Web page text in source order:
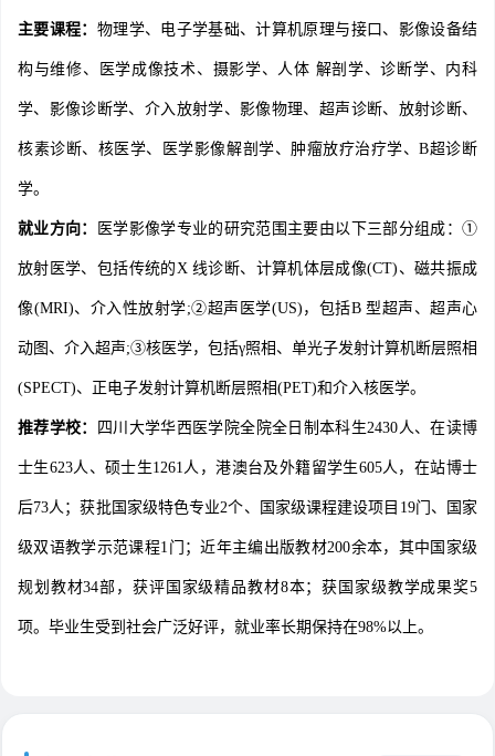
主要课程： 物理学、电子学基础、计算机原理与接口、影像设备结
构与维修、医学成像技术、摄影学、人体 解剖学、诊断学、内科
学、影像诊断学、介入放射学、影像物理、超声诊断、放射诊断、
核素诊断、核医学、医学影像解剖学、肿瘤放疗治疗学、B超诊断
学。
就业方向： 医学影像学专业的研究范围主要由以下三部分组成：①
放射医学、包括传统的X 线诊断、计算机体层成像(CT)、磁共振成
像(MRI)、介入性放射学;②超声医学(US)，包括B 型超声、超声心
动图、介入超声;③核医学，包括γ照相、单光子发射计算机断层照相
(SPECT)、正电子发射计算机断层照相(PET)和介入核医学。
推荐学校： 四川大学华西医学院全院全日制本科生2430人、在读博
士生623人、硕士生1261人，港澳台及外籍留学生605人，在站博士
后73人；获批国家级特色专业2个、国家级课程建设项目19门、国家
级双语教学示范课程1门；近年主编出版教材200余本，其中国家级
规划教材34部，获评国家级精品教材8本；获国家级教学成果奖5
项。毕业生受到社会广泛好评，就业率长期保持在98%以上。